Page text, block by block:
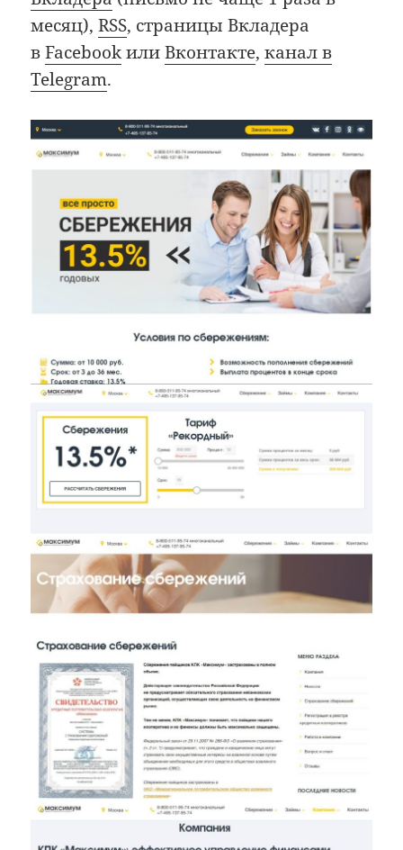
месяц),RSS, страницы Вкладера
вFacebookилиВконтакте,канал в
Telegram.